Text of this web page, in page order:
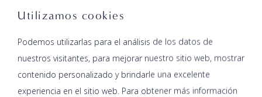
Utilizamos cookies
Podemos utilizarlas para el análisis de los datos de
nuestros visitantes, para mejorar nuestro sitio web, mostrar
contenido personalizado y brindarle una excelente
experiencia en el sitio web. Para obtener más información